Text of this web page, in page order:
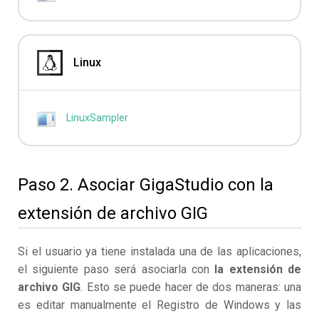
Linux
LinuxSampler
Paso 2. Asociar GigaStudio con la
extensión de archivo GIG
Si el usuario ya tiene instalada una de las aplicaciones,
el siguiente paso será asociarla con la extensión de
archivo GIG. Esto se puede hacer de dos maneras: una
es editar manualmente el Registro de Windows y las